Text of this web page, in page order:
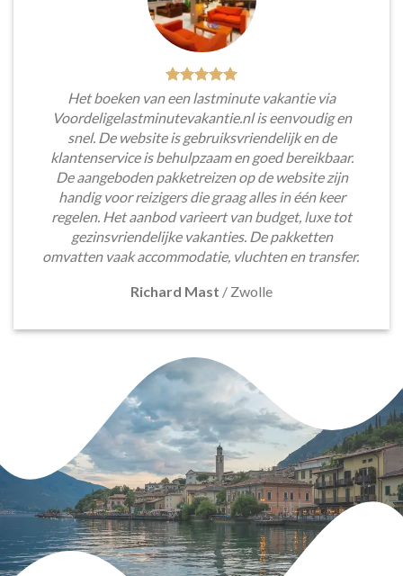
Het boeken van een lastminute vakantie via
Voordeligelastminutevakantie.nl is eenvoudig en
snel. De website is gebruiksvriendelijk en de
klantenservice is behulpzaam en goed bereikbaar.
De aangeboden pakketreizen op de website zijn
handig voor reizigers die graag alles in één keer
regelen. Het aanbod varieert van budget, luxe tot
gezinsvriendelijke vakanties. De pakketten
omvatten vaak accommodatie, vluchten en transfer.
Richard Mast / Zwolle